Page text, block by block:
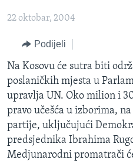
Idi
pretragu
SJEDINJENE AMERIČKE
BOSNA I HERCEGOVINA
SVIJET
NAUKA I TEHNOLOGIJA
SPECIJALNI PROJEKTI
KORUPCIJA
SLOBODA MEDIJA
ŽENSKA STRANA
IZBJEGLIČKA STRANA
MAGAZIN
22 oktobar, 2004
Podijeli
Na Kosovu će sutra biti
poslaničkih mjesta u
upravlja UN. Oko milion i
pravo učešća u izborima,
partije, uključujući
predsjednika Ibrahima
Medjunarodni promatrači